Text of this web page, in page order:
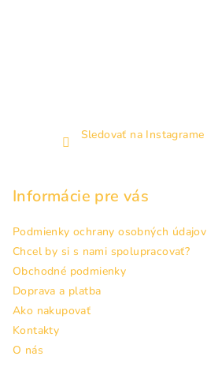
Sledovať na Instagrame
Informácie pre vás
Podmienky ochrany osobných údajov
Chcel by si s nami spolupracovať?
Obchodné podmienky
Doprava a platba
Ako nakupovať
Kontakty
O nás